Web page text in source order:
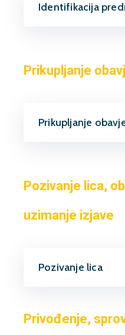
Identifikacija
Prikupljanje
Prikupljanje
Pozivanje lica,
uzimanje izjave
Pozivanje lica
Privođenje,